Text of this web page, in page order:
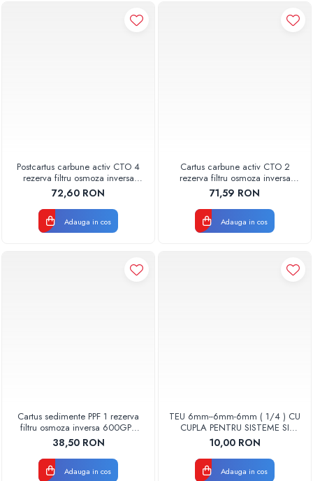
Postcartus carbune activ CTO 4
rezerva filtru osmoza inversa
600GPD 87220370604 RO-600
Aquapur Valhoh Valrom
72,60 RON
Adauga in cos
Cartus carbune activ CTO 2
rezerva filtru osmoza inversa
600GPD 87220370602 RO-600
Aquapur Valhoh Valrom
71,59 RON
Adauga in cos
Cartus sedimente PPF 1 rezerva
filtru osmoza inversa 600GPD
87220370601 RO-600 Aquapur
Valhoh Valrom
38,50 RON
Adauga in cos
TEU 6mm--6mm-6mm ( 1/4 ) CU
CUPLA PENTRU SISTEME SI
CARTUSE OSMOZA INVERSA
10,00 RON
Adauga in cos